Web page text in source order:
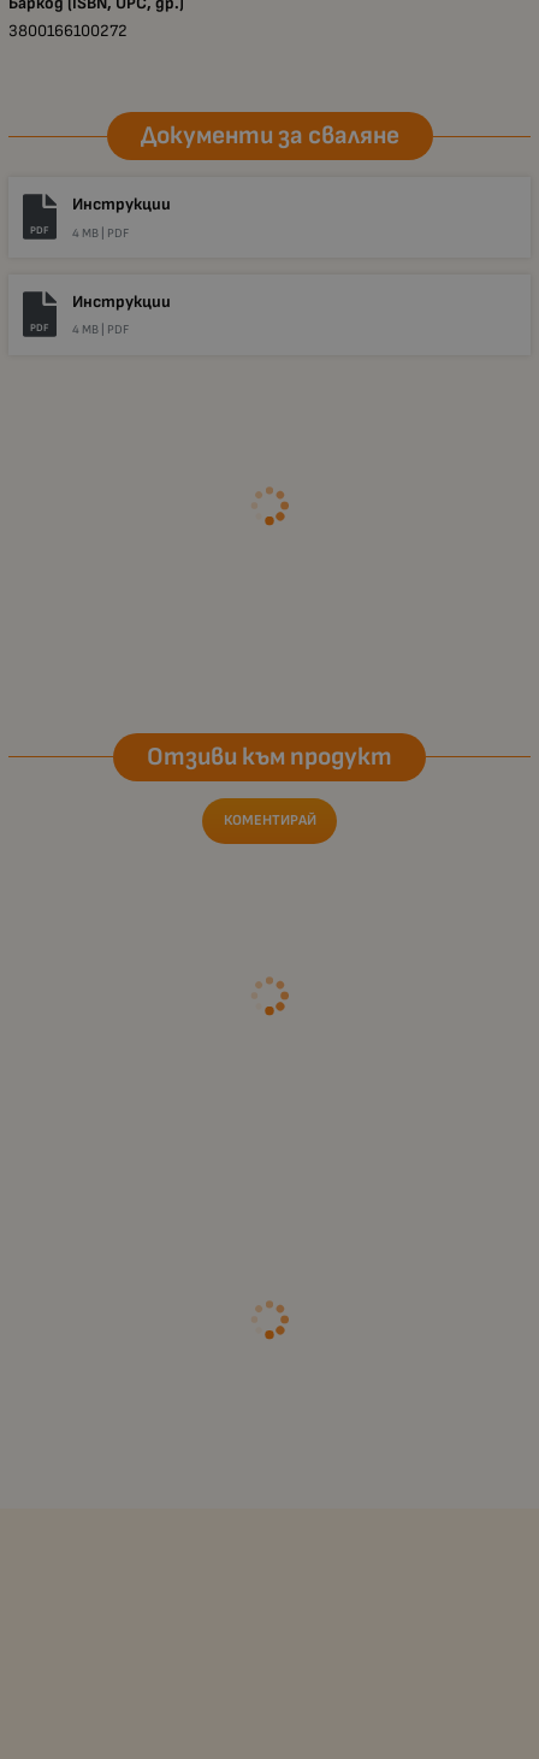
3800166100272
Документи за сваляне
PDF
Инструкции
4 MB | PDF
PDF
Инструкции
4 MB | PDF
Отзиви към продукт
КОМЕНТИРАЙ